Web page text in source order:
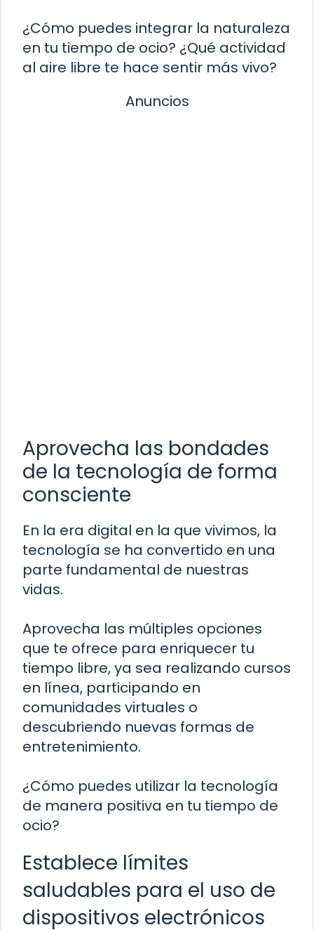
¿Cómo puedes integrar la naturaleza
en tu tiempo de ocio? ¿Qué actividad
al aire libre te hace sentir más vivo?
Anuncios
Aprovecha las bondades
de la tecnología de forma
consciente
En la era digital en la que vivimos, la
tecnología se ha convertido en una
parte fundamental de nuestras
vidas.
Aprovecha las múltiples opciones
que te ofrece para enriquecer tu
tiempo libre, ya sea realizando cursos
en línea, participando en
comunidades virtuales o
descubriendo nuevas formas de
entretenimiento.
¿Cómo puedes utilizar la tecnología
de manera positiva en tu tiempo de
ocio?
Establece límites
saludables para el uso de
dispositivos electrónicos